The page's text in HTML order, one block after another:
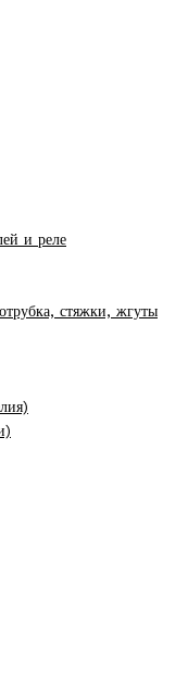
и реле
стяжки, жгуты